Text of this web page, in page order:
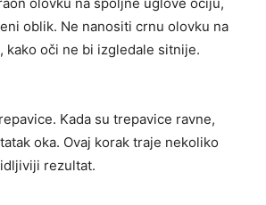
oblik. Ne nanositi crnu olovku na
kako oči ne bi izgledale sitnije.
Kada su trepavice ravne,
oka. Ovaj korak traje nekoliko
rezultat.